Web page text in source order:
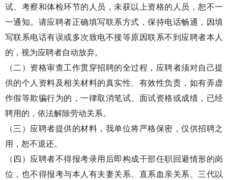
试、考察和体检环节的人员，未获以上资格的人员，恕不一
一通知。请应聘者正确填写联系方式，保持电话畅通，因填
写联系电话有误或多次致电不接等原因联系不到应聘者本人
的，视为应聘者自动放弃。
（二）资格审查工作贯穿招聘的全过程，应聘者须对自己提
供的个人资料及相关材料的真实性、有效性负责，如有弄虚
作假等欺骗行为的，一律取消笔试、面试资格或成绩，已经
聘用的，依法解除劳动关系。
（三）应聘者提供的材料，我单位将严格保密，仅供招聘之
用，恕不退还。
（四）应聘者不得报考录用后即构成干部任职回避情形的岗
位，也不得报考与本人有夫妻关系、直系血亲关系、三代以